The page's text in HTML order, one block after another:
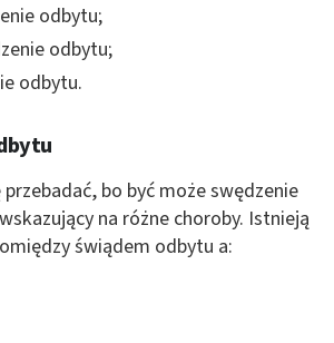
odbytu;
odbytu;
odbytu.
bo być może swędzenie
na różne choroby. Istnieją
świądem odbytu a: